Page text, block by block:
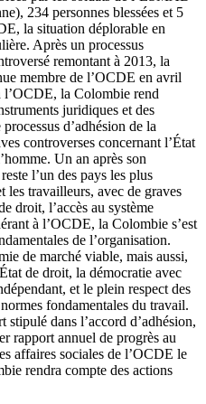
234 personnes blessées et 5
la situation déplorable en
Après un processus
remontant à 2013, la
membre de l’OCDE en avril
l’OCDE, la Colombie rend
juridiques et des
d’adhésion de la
controverses concernant l’État
Un an après son
l’un des pays les plus
les travailleurs, avec de graves
droit, l’accès au système
à l’OCDE, la Colombie s’est
de l’organisation.
de marché viable, mais aussi,
de droit, la démocratie avec
et le plein respect des
fondamentales du travail.
dans l’accord d’adhésion,
rapport annuel de progrès au
affaires sociales de l’OCDE le
rendra compte des actions